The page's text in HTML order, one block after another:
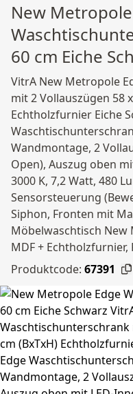
New
60 cm Eiche
VitrA New Metropole
mit 2 Vollauszügen 58
Echtholzfurnier Eiche
Wandmontage, 2
Open), Auszug oben
3000 K, 7,2 Watt, 480
Sensorsteuerung
Siphon, Fronten mit
Möbelwaschtisch New
MDF + Echtholzfurnier,
Produktcode: 67391